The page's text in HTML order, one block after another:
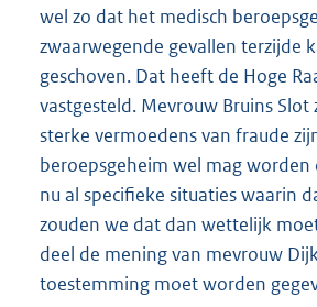
wel zo dat het medisch
zwaarwegende gevallen terzijde
geschoven. Dat heeft de Hoge
vastgesteld. Mevrouw Bruins Slot
sterke vermoedens van fraude
beroepsgeheim wel mag worden
nu al specifieke situaties waarin
zouden we dat dan wettelijk
deel de mening van mevrouw
toestemming moet worden